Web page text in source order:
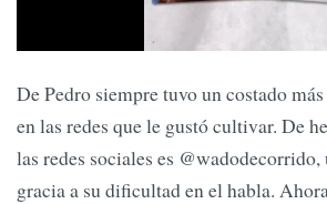
De Pedro siempre tuvo un costado
en las redes que le gustó cultivar. De
las redes sociales es
gracia a su dificultad en el habla.